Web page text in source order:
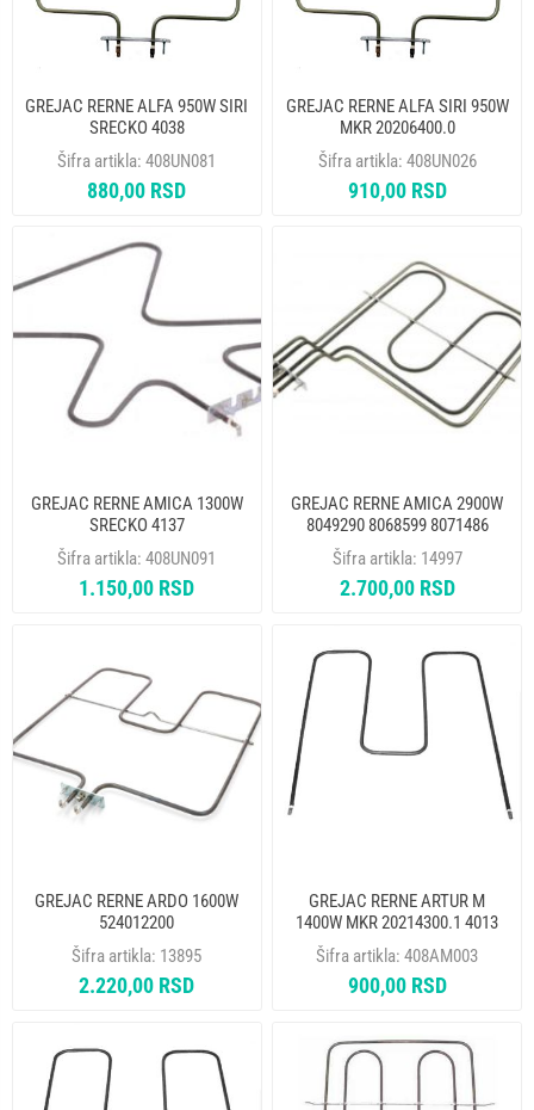
GREJAC RERNE ALFA 950W SIRI
SRECKO 4038
Šifra artikla:408UN081
880,00 RSD
GREJAC RERNE ALFA SIRI 950W
MKR 20206400.0
Šifra artikla: 408UN026
910,00 RSD
GREJAC RERNE AMICA 1300W
SRECKO 4137
Šifra artikla:408UN091
1.150,00 RSD
GREJAC RERNE AMICA 2900W
8049290 8068599 8071486
8071981
Šifra artikla: 14997
2.700,00 RSD
GREJAC RERNE ARDO 1600W
524012200
Šifra artikla: 13895
2.220,00 RSD
GREJAC RERNE ARTUR M
1400W MKR 20214300.1 4013
Šifra artikla:408AM003
900,00 RSD